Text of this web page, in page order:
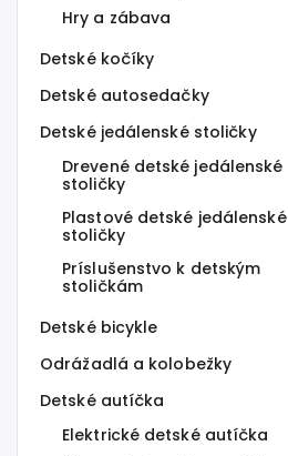
Hry a zábava
Detské kočíky
Detské autosedačky
Detské jedálenské stoličky
Drevené detské jedálenské
stoličky
Plastové detské jedálenské
stoličky
Príslušenstvo k detským
stoličkám
Detské bicykle
Odrážadlá a kolobežky
Detské autíčka
Elektrické detské autíčka